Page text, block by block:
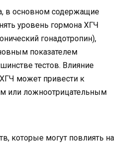
в основном содержащие
уровень гормона ХГЧ
гонадотропин),
показателем
тестов. Влияние
может привести к
или ложноотрицательным
которые могут повлиять на